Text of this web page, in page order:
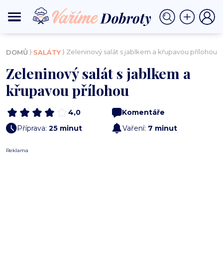
DOMŮ ⟩ SALÁTY ⟩ Zeleninový salát s jablkem a křupavou přílohou
Zeleninový salát s jablkem a
křupavou přílohou
4,0
Komentáře
Příprava: 25 minut Vaření: 7 minut
Reklama